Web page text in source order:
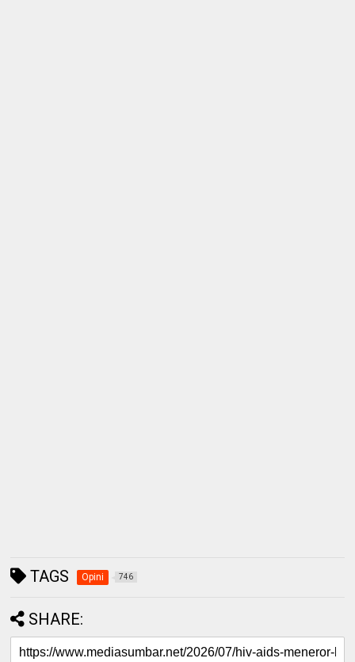
TAGS Opini 746
SHARE: